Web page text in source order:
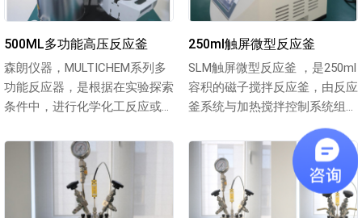
500ML多功能高压反应釜
森朗仪器，MULTICHEM系列多
功能反应器，是根据在实验探索
条件中，进行化学化工反应或精
器，...
250ml触屏微型反应釜
SLM触屏微型反应釜 ，是250ml
容积的磁子搅拌反应釜，由反应
釜系统与加热搅拌控制系统组
成，总体包括：压力显示部分、
安...